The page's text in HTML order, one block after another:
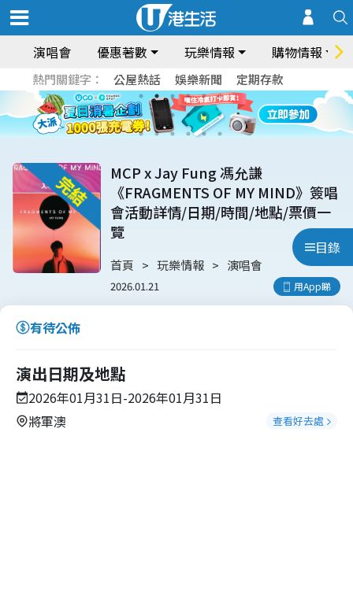
演唱會 優惠著數 玩樂情報 購物情報
熱門關鍵字： 公屋熱話 娛樂新聞 定期存款
目錄
MCP x Jay Fung 馮允謙
《FRAGMENTS OF MY MIND》簽唱
會活動詳情/日期/時間/地點/票價一
覽
首頁 玩樂情報 演唱會
2026.01.21 用App睇
有待公佈
演出日期及地點
2026年01月31日-2026年01月31日
將軍澳
查看好去處